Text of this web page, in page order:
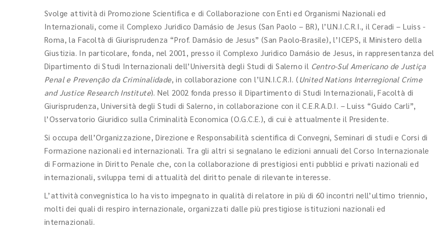
Svolge attività di Promozione Scientifica e di Collaborazione con Enti ed Organismi Nazionali ed
Internazionali, come il Complexo Juridico Damásio de Jesus (San Paolo – BR), l’U.N.I.C.R.I., il Ceradi – Luiss -
Roma, la Facoltà di Giurisprudenza “Prof. Damásio de Jesus” (San Paolo-Brasile), l’ICEPS, il Ministero della
Giustizia. In particolare, fonda, nel 2001, presso il Complexo Juridico Damásio de Jesus, in rappresentanza del
Dipartimento di Studi Internazionali dell’Università degli Studi di Salerno il Centro-Sul Americano de Justiça
Penal e Prevenção da Criminalidade, in collaborazione con l’U.N.I.C.R.I. ( United Nations Interregional Crime
and Justice Research Institute). Nel 2002 fonda presso il Dipartimento di Studi Internazionali, Facoltà di
Giurisprudenza, Università degli Studi di Salerno, in collaborazione con il C.E.R.A.D.I. – Luiss “Guido Carli”,
l’Osservatorio Giuridico sulla Criminalità Economica (O.G.C.E.), di cui è attualmente il Presidente.
Si occupa dell’Organizzazione, Direzione e Responsabilità scientifica di Convegni, Seminari di studi e Corsi di
Formazione nazionali ed internazionali. Tra gli altri si segnalano le edizioni annuali del Corso Internazionale
di Formazione in Diritto Penale che, con la collaborazione di prestigiosi enti pubblici e privati nazionali ed
internazionali, sviluppa temi di attualità del diritto penale di rilevante interesse.
L’attività convegnistica lo ha visto impegnato in qualità di relatore in più di 60 incontri nell’ultimo triennio,
molti dei quali di respiro internazionale, organizzati dalle più prestigiose istituzioni nazionali ed
internazionali.